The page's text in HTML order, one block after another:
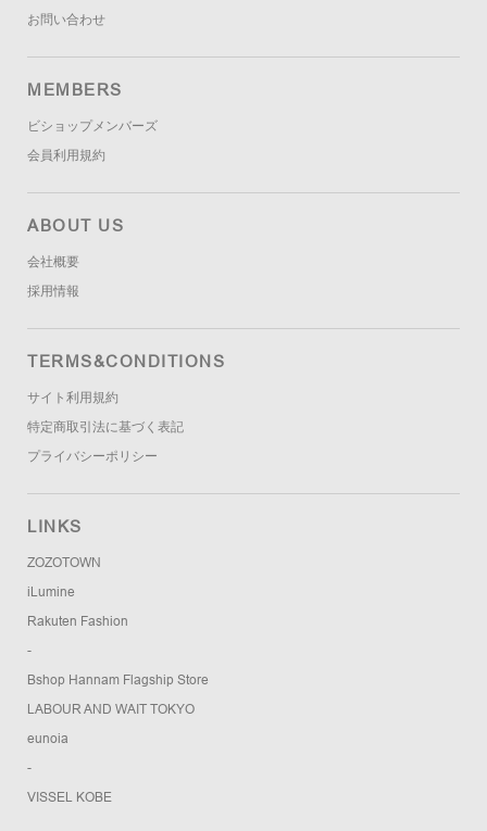
お問い合わせ
MEMBERS
ビショップメンバーズ
会員利用規約
ABOUT US
会社概要
採用情報
TERMS&CONDITIONS
サイト利用規約
特定商取引法に基づく表記
プライバシーポリシー
LINKS
ZOZOTOWN
iLumine
Rakuten Fashion
-
Bshop Hannam Flagship Store
LABOUR AND WAIT TOKYO
eunoia
-
VISSEL KOBE